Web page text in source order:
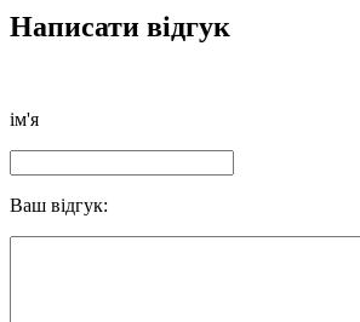
Написати відгук
ім'я
Ваш відгук: